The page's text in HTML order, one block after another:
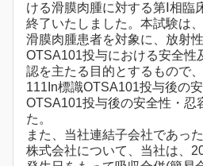
ける滑膜肉腫に対する第Ⅰ相臨
終了いたしました。本試験は
滑膜肉腫患者を対象に、放射
OTSA101投与における安全性
認を主たる目的とするもので
111In標識OTSA101投与後の
OTSA101投与後の安全性・忍
た。
また、当社連結子会社であっ
株式会社について、当社は、